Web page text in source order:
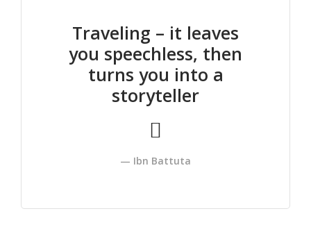
Traveling – it leaves
you speechless, then
turns you into a
storyteller
Ibn Battuta